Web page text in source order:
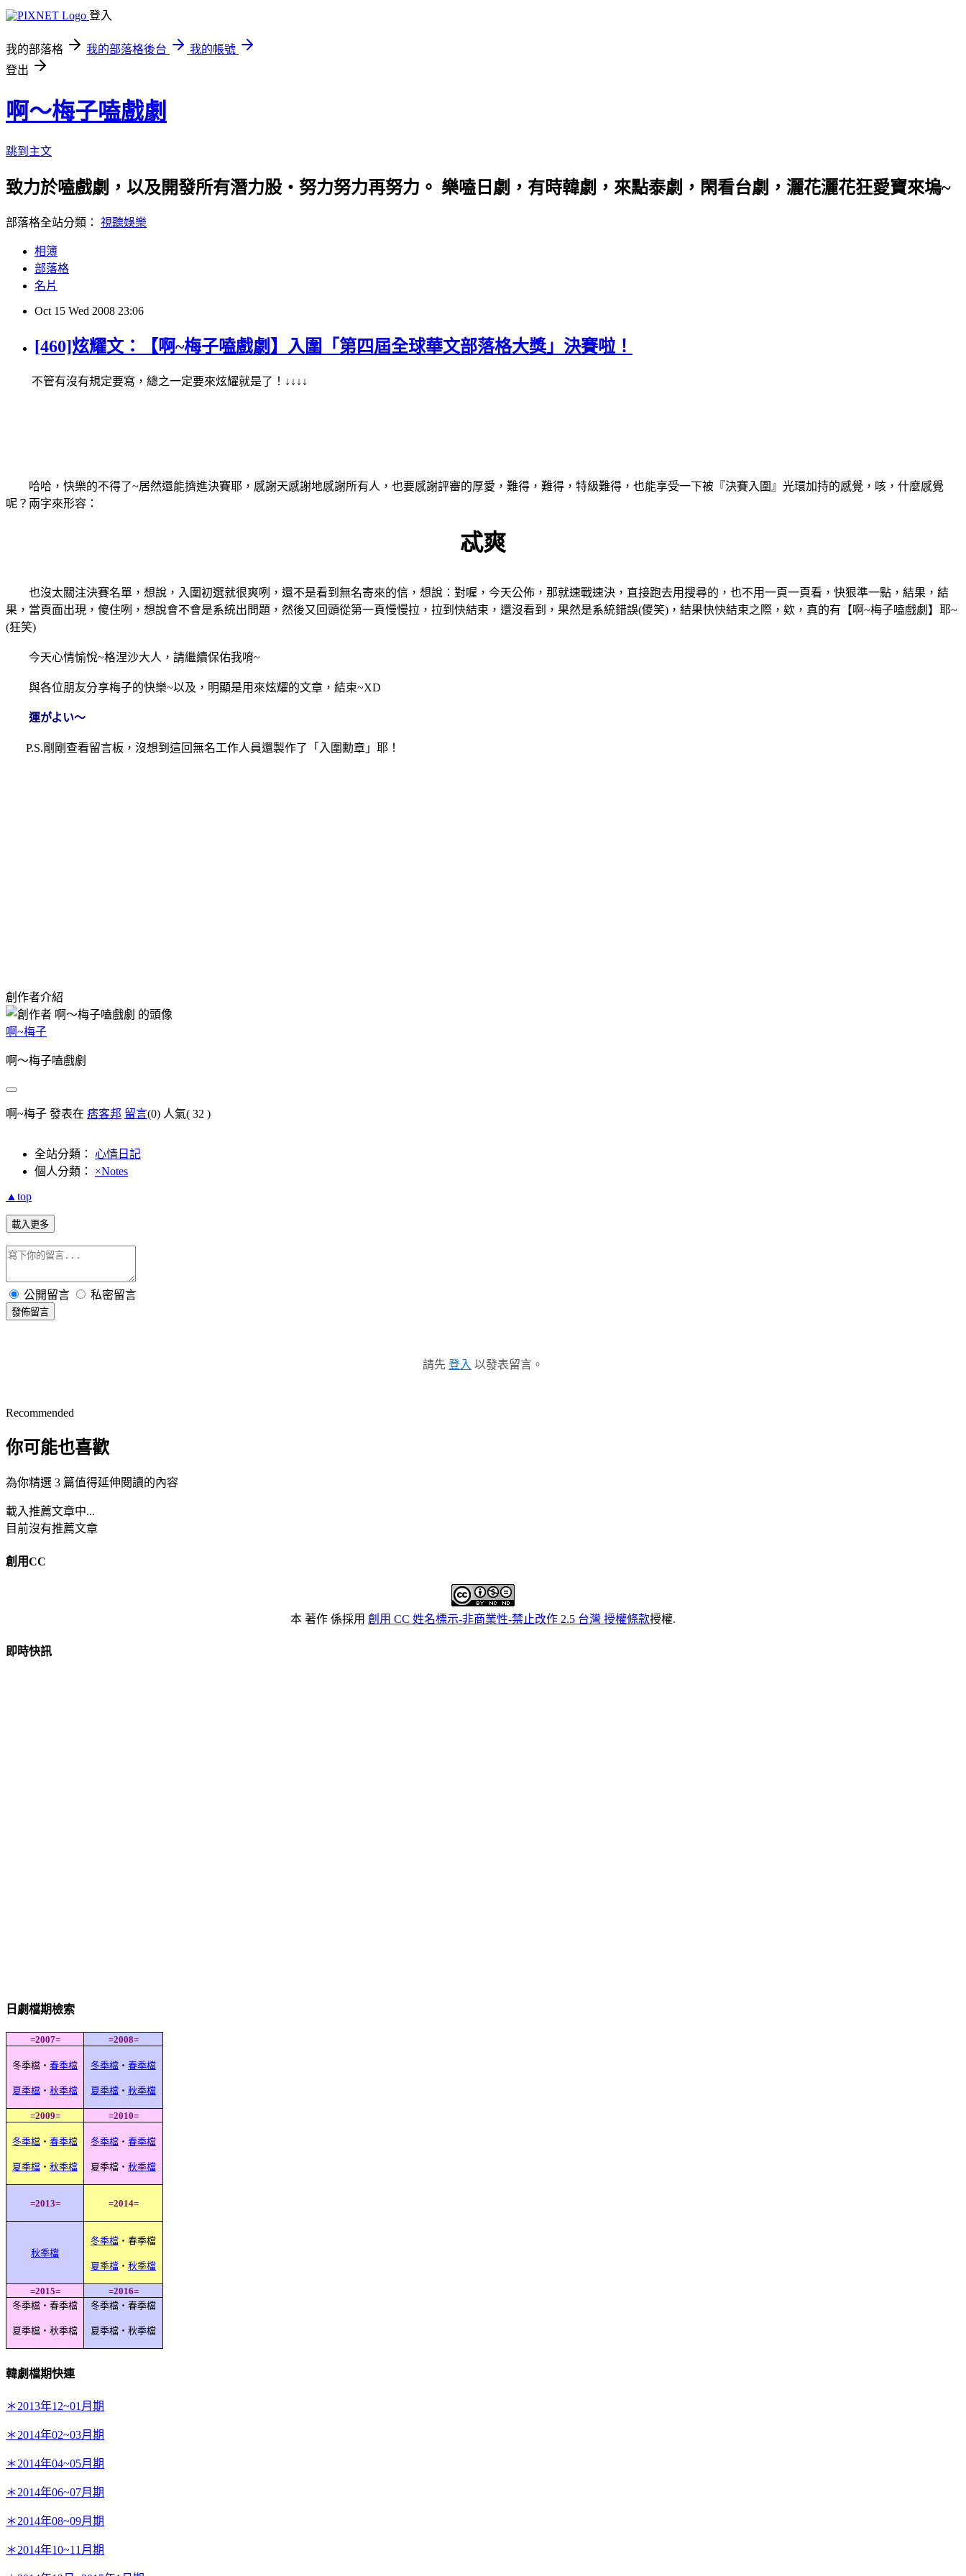
登入
我的部落格 我的部落格後台
我的帳號
登出
啊～梅子嗑戲劇
跳到主文
致力於嗑戲劇，以及開發所有潛力股‧努力努力再努力。 樂嗑日劇，有時韓劇，來點泰劇，閑看台劇，灑花灑花狂愛寶來塢~
部落格全站分類： 視聽娛樂
相簿
部落格
名片
Oct 15 Wed 2008 23:06
[460]炫耀文：【啊~梅子嗑戲劇】入圍「第四屆全球華文部落格大獎」決賽啦！
不管有沒有規定要寫，總之一定要來炫耀就是了！↓↓↓↓
哈哈，快樂的不得了~居然還能擠進決賽耶，感謝天感謝地感謝所有人，也要感謝評審的厚愛，難得，難得，特級難得，也能享受一下被『決賽入圍』光環加持的感覺，咳，什麼感覺
呢？兩字來形容：
忒爽
也沒太關注決賽名單，想說，入圍初選就很爽咧，還不是看到無名寄來的信，想說：對喔，今天公佈，那就速戰速決，直接跑去用搜尋的，也不用一頁一頁看，快狠準一點，結果，結
果，當頁面出現，傻住咧，想說會不會是系統出問題，然後又回頭從第一頁慢慢拉，拉到快結束，還沒看到，果然是系統錯誤(儍笑)，結果快快結束之際，欸，真的有【啊~梅子嗑戲劇】耶~
(狂笑)
今天心情愉悅~格涅沙大人，請繼續保佑我唷~
與各位朋友分享梅子的快樂~以及，明顯是用來炫耀的文章，結束~XD
運がよい～
P.S.剛剛查看留言板，沒想到這回無名工作人員還製作了「入圍勳章」耶！
創作者介紹
啊~梅子
啊～梅子嗑戲劇
啊~梅子 發表在 痞客邦 留言(0) 人氣( 32 )
全站分類： 心情日記
個人分類： ×Notes
▲top
載入更多
公開留言 私密留言
發佈留言
請先 登入 以發表留言。
Recommended
你可能也喜歡
為你精選 3 篇值得延伸閱讀的內容
載入推薦文章中...
目前沒有推薦文章
創用CC
本 著作 係採用 創用 CC 姓名標示-非商業性-禁止改作 2.5 台灣 授權條款授權.
即時快訊
日劇檔期檢索
=2007= =2008=
冬季檔‧ 春季檔
夏季檔 ‧ 秋季檔
冬季檔 ‧ 春季檔
夏季檔 ‧ 秋季檔
=2009= =2010=
冬季檔 ‧ 春季檔
夏季檔 ‧ 秋季檔
冬季檔 ‧ 春季檔
夏季檔‧ 秋季檔
=2013= =2014=
秋季檔
冬季檔 ‧春季檔
夏季檔 ‧ 秋季檔
=2015=
=2016=
冬季檔‧春季檔
夏季檔‧秋季檔
冬季檔‧春季檔
夏季檔‧秋季檔
韓劇檔期快連
＊2013年12~01月期
＊2014年02~03月期
＊2014年04~05月期
＊2014年06~07月期
＊2014年08~09月期
＊2014年10~11月期